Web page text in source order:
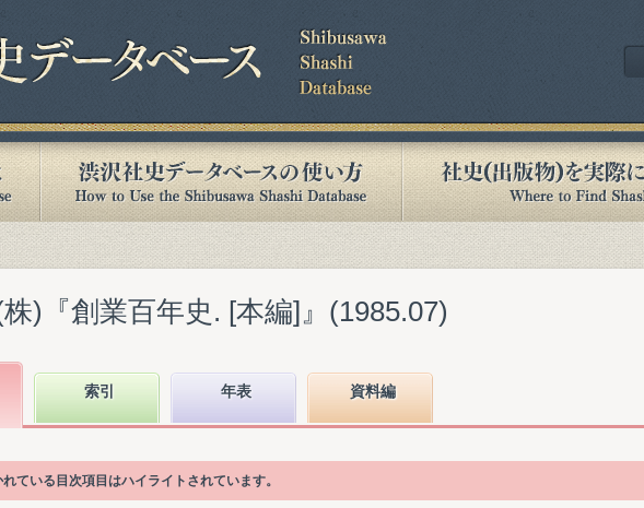
)『創業百年史. [本編]』(1985.07)
索引 年表 資料編
ている目次項目はハイライトされています。